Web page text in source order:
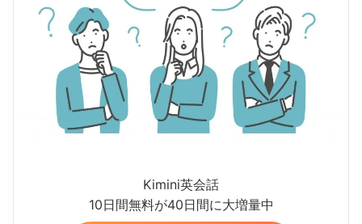
Kimini英会話
10日間無料が40日間に大増量中